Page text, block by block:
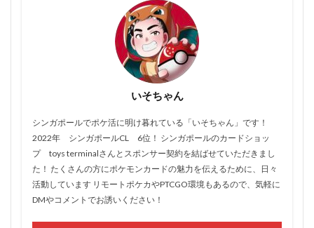
いそちゃん
シンガポールでポケ活に明け暮れている「いそちゃん」です！
2022年 シンガポールCL 6位！ シンガポールのカードショッ
プ toys terminalさんとスポンサー契約を結ばせていただきまし
た！ たくさんの方にポケモンカードの魅力を伝えるために、日々
活動しています リモートポケカやPTCGO環境もあるので、気軽に
DMやコメントでお誘いください！